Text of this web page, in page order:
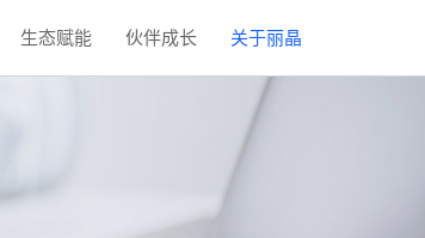
生态赋能 伙伴成长 关于丽晶